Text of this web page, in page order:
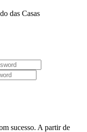
das Casas
sucesso. A partir de